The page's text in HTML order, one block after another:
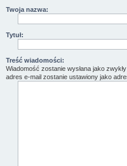
Twoja nazwa:
Tytuł:
Treść wiadomości:
Wiadomość zostanie wysłana jako
adres e-mail zostanie ustawiony jako